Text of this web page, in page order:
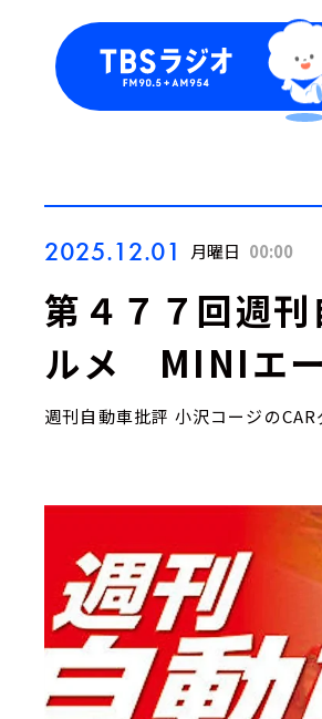
2025.12.01 月曜日 00:00
第４７７回週
ルメ MINIエ
週刊自動車批評 小沢コージのCAR